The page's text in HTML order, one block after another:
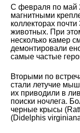
С февраля по май
магнитными
коллекторах
животных. При
несколько камер
демонтировали
самые частые
Вторыми по
стали летучие
их приводили в
поиски ночлега.
черные крысы
(Didelphis